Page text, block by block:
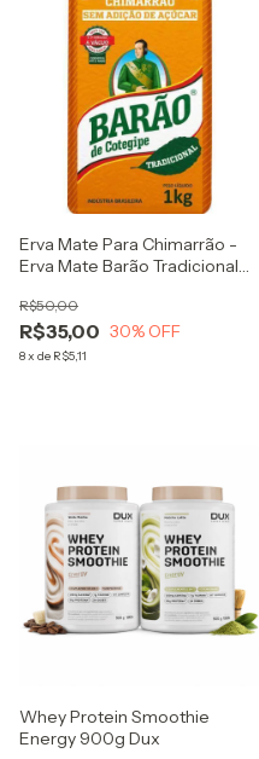
Erva Mate Para Chimarrão -
Erva Mate Barão Tradicional
R$35,00
R$50,00
30% OFF
8x de R$5,11
Whey Protein Smoothie
Energy 900g Dux